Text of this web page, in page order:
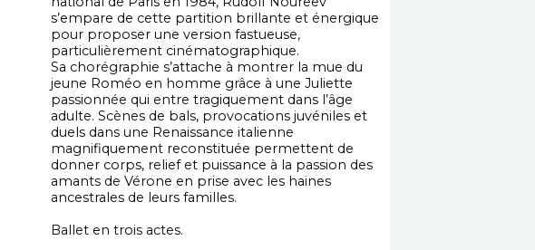
s’empare de cette partition brillante et énergique
pour proposer une version fastueuse,
particulièrement cinématographique.
Sa chorégraphie s’attache à montrer la mue du
jeune Roméo en homme grâce à une Juliette
passionnée qui entre tragiquement dans l’âge
adulte. Scènes de bals, provocations juvéniles et
duels dans une Renaissance italienne
magnifiquement reconstituée permettent de
donner corps, relief et puissance à la passion des
amants de Vérone en prise avec les haines
ancestrales de leurs familles.
Ballet en trois actes.